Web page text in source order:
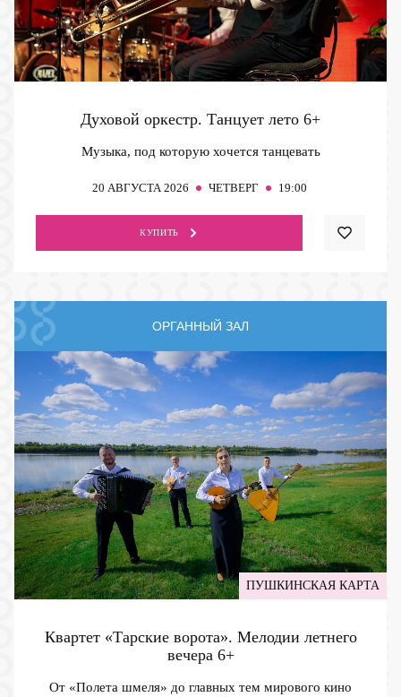
Духовой оркестр. Танцует лето 6+
Музыка, под которую хочется танцевать
20 АВГУСТА 2026 ЧЕТВЕРГ 19:00
КУПИТЬ
ОРГАННЫЙ ЗАЛ
ПУШКИНСКАЯ КАРТА
Квартет «Тарские ворота». Мелодии летнего
вечера 6+
От «Полета шмеля» до главных тем мирового кино